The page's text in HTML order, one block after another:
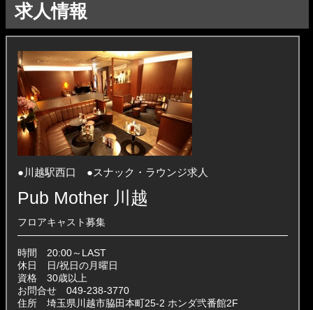
求人情報
●川越駅西口 ●スナック・ラウンジ求人
Pub Mother 川越
フロアキャスト募集
時間 20:00～LAST
休日 日/祝日の月曜日
資格 30歳以上
お問合せ 049-238-3770
住所 埼玉県川越市脇田本町25-2 ホンダ弐番館2F